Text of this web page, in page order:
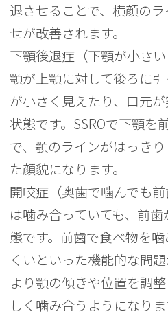
退させることで、横顔の
せが改善されます。
下顎後退症（下顎が小さ
顎が上顎に対して後ろに
が小さく見えたり、口元
状態です。SSROで下顎を
で、顎のラインがはっき
た顔貌になります。
開咬症（奥歯で噛んでも
は噛み合っていても、前
態です。前歯で食べ物を
くいといった機能的な問
より顎の傾きや位置を調
しく噛み合うようになりま